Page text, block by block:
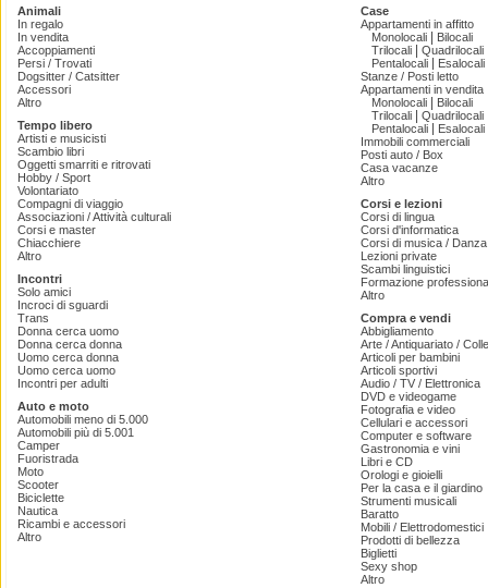
Animali
In regalo
In vendita
Accoppiamenti
Persi / Trovati
Dogsitter / Catsitter
Accessori
Altro
Tempo libero
Artisti e musicisti
Scambio libri
Oggetti smarriti e ritrovati
Hobby / Sport
Volontariato
Compagni di viaggio
Associazioni / Attività culturali
Corsi e master
Chiacchiere
Altro
Incontri
Solo amici
Incroci di sguardi
Trans
Donna cerca uomo
Donna cerca donna
Uomo cerca donna
Uomo cerca uomo
Incontri per adulti
Auto e moto
Automobili meno di 5.000
Automobili più di 5.001
Camper
Fuoristrada
Moto
Scooter
Biciclette
Nautica
Ricambi e accessori
Altro
Case
Appartamenti in affitto
Monolocali
Bilocali
Trilocali
Quadrilocali
Pentalocali
Esalocali
Stanze / Posti letto
Appartamenti in vendita
Monolocali
Bilocali
Trilocali
Quadrilocali
Pentalocali
Esalocali
Immobili commerciali
Posti auto / Box
Casa vacanze
Altro
Corsi e lezioni
Corsi di lingua
Corsi d'informatica
Corsi di musica /
Lezioni private
Scambi linguistici
Formazione
Altro
Compra e vendi
Abbigliamento
Arte / Antiquariato /
Articoli per bambini
Articoli sportivi
Audio / TV / Elettronica
DVD e videogame
Fotografia e video
Cellulari e accessori
Computer e software
Gastronomia e vini
Libri e CD
Orologi e gioielli
Per la casa e il giardino
Strumenti musicali
Baratto
Mobili / Elettrodomestici
Prodotti di bellezza
Biglietti
Sexy shop
Altro